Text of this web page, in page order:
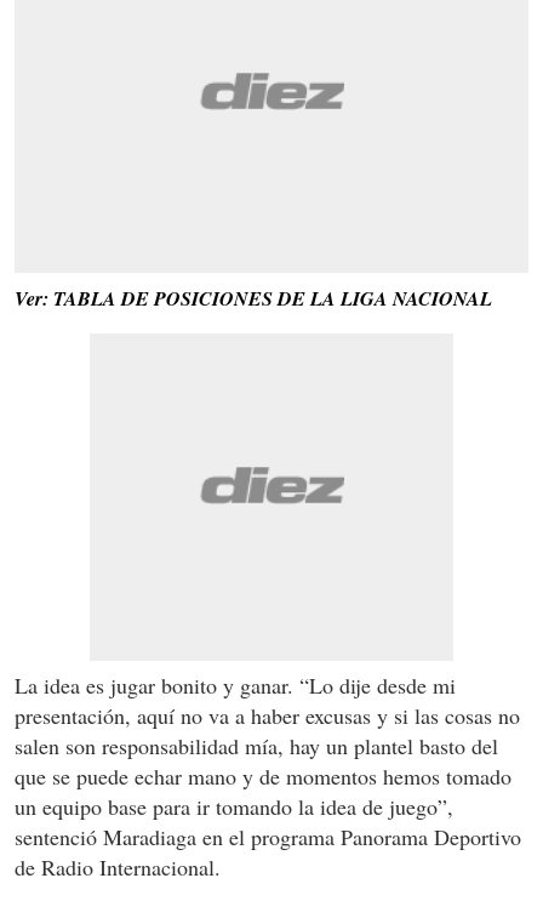
Ver: TABLA DE POSICIONES DE LA LIGA NACIONAL
La idea es jugar bonito y ganar. “Lo dije desde mi
presentación, aquí no va a haber excusas y si las cosas no
salen son responsabilidad mía, hay un plantel basto del
que se puede echar mano y de momentos hemos tomado
un equipo base para ir tomando la idea de juego”,
sentenció Maradiaga en el programa Panorama Deportivo
de Radio Internacional.